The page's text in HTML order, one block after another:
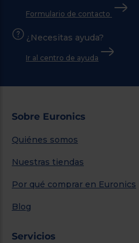
Formulario de contacto
¿Necesitas ayuda?
Ir al centro de ayuda
Sobre Euronics
Quiénes somos
Nuestras tiendas
Por qué comprar en Euronics
Blog
Servicios